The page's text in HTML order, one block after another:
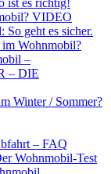
VIDEO
geht es sicher.
im Wohnmobil?
–
– DIE
Winter / Sommer?
– FAQ
Wohnmobil-Test